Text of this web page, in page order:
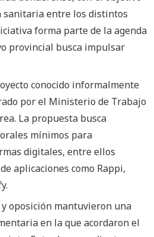
sanitaria entre los distintos
forma parte de la agenda
provincial busca impulsar
conocido informalmente
por el Ministerio de Trabajo
La propuesta busca
mínimos para
digitales, entre ellos
aplicaciones como Rappi,
oposición mantuvieron una
en la que acordaron el